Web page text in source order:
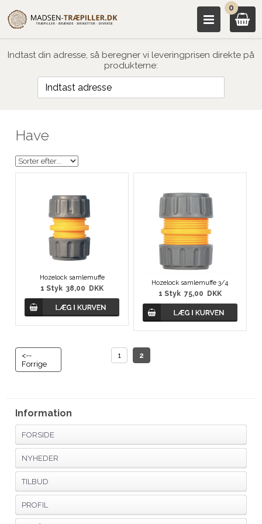
0
Indtast din adresse, så beregner vi leveringprisen direkte på
produkterne:
Have
Hozelock samlemuffe
1Styk 38,00 DKK
Hozelock samlemuffe 3/4
1 Styk 75,00 DKK
<--
Forrige
1 2
Information
FORSIDE
NYHEDER
TILBUD
PROFIL